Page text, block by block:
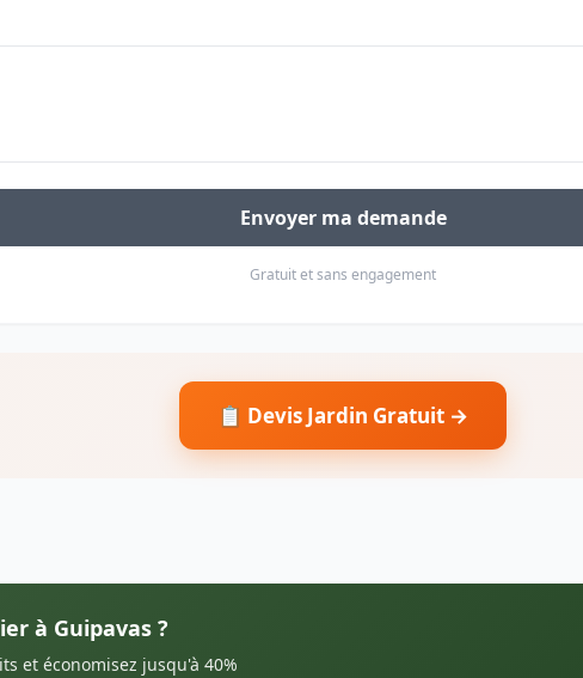
Envoyer ma demande
Gratuit et sans engagement
📋 Devis Jardin Gratuit →
à Guipavas ?
et économisez jusqu'à 40%